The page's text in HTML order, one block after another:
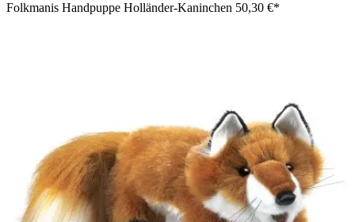
Folkmanis Handpuppe Holländer-Kaninchen 50,30 €*